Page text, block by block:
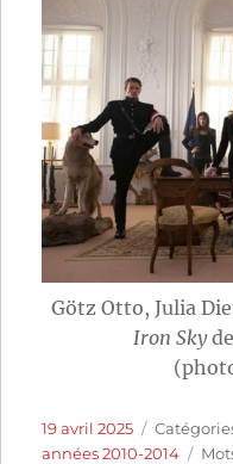
Götz Otto, Julia
Iron Sky
Publié
le
19 avril 2025
années 2010-2014